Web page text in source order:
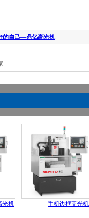
的自己—鼎亿高光机
光机 手机边框高光机